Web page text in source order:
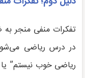
تفکرات منفی منجر
در درس ریاضی
ریاضی خوب نیستم” یا